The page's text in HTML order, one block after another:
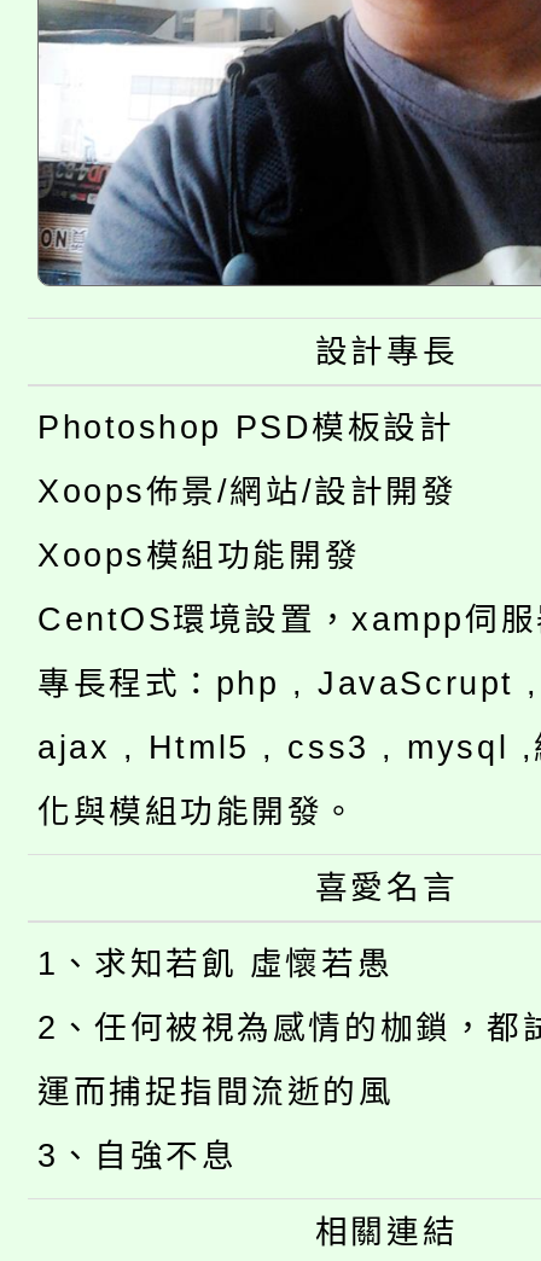
設計專長
Photoshop PSD模板設計
Xoops佈景/網站/設計開發
Xoops模組功能開發
CentOS環境設置，xampp伺
專長程式：php , JavaScrupt
ajax , Html5 , css3 , mysql ,
化與模組功能開發。
喜愛名言
1、求知若飢 虛懷若愚
2、任何被視為感情的枷鎖，都
運而捕捉指間流逝的風
3、自強不息
相關連結